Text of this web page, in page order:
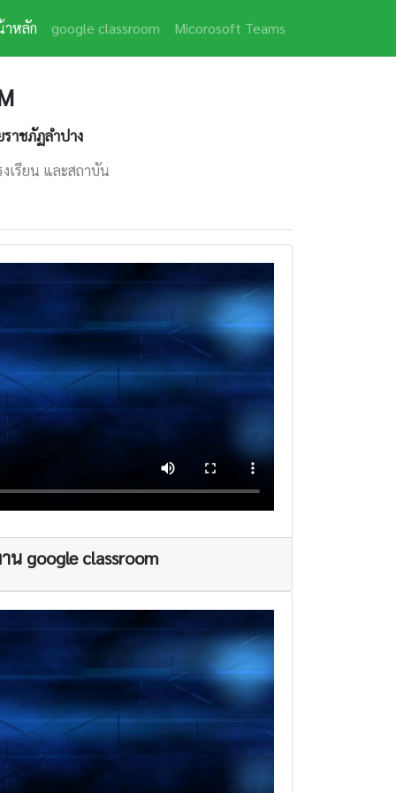
หลัก (current)
google classroom Micorosoft Teams
าชภัฏลำปาง
เรียน และสถาบัน
าน google classroom